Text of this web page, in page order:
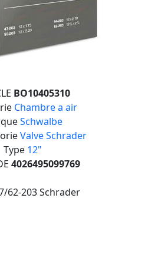
BO10405310
Chambre a air
Schwalbe
Valve Schrader
Type 12"
4026495099769
62-203 Schrader